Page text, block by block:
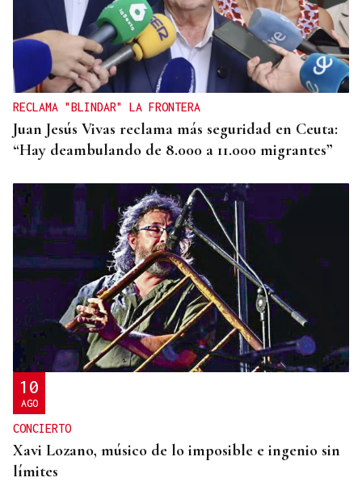
RECLAMA "BLINDAR" LA FRONTERA
Juan Jesús Vivas reclama más seguridad en Ceuta:
“Hay deambulando de 8.000 a 11.000 migrantes”
10
AGO
CONCIERTO
Xavi Lozano, músico de lo imposible e ingenio sin
límites